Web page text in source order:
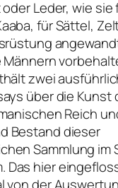
Leder, wie sie
für Sättel,
zwei
über die Kunst
Reich
Bestand dieser
Sammlung im
Das hier
von der